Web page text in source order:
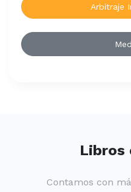
Arbitraje
Libros
Contamos con